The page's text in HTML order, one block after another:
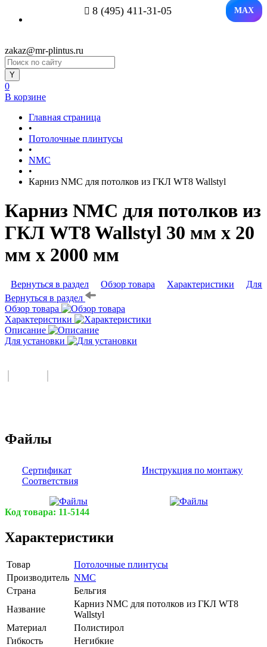
8 (495) 411-31-05 MAX
zakaz@mr-plintus.ru
0
В корзине
Главная страница
•
Потолочные плинтусы
•
NMC
•
Карниз NMC для потолков из ГКЛ WT8 Wallstyl
Карниз NMC для потолков из
ГКЛ WT8 Wallstyl 30 мм х 20
мм х 2000 мм
Вернуться в раздел Обзор товара Характеристики
Для
Вернуться в раздел
Обзор товара
Характеристики
Описание
Для установки
Файлы
Сертификат
Соответствия
Инструкция по монтажу
Код товара: 11-5144
Характеристики
Товар
Потолочные плинтусы
Производитель NMC
Страна
Бельгия
Название
Карниз NMC для потолков из ГКЛ WT8
Wallstyl
Материал
Полистирол
Гибкость
Негибкие